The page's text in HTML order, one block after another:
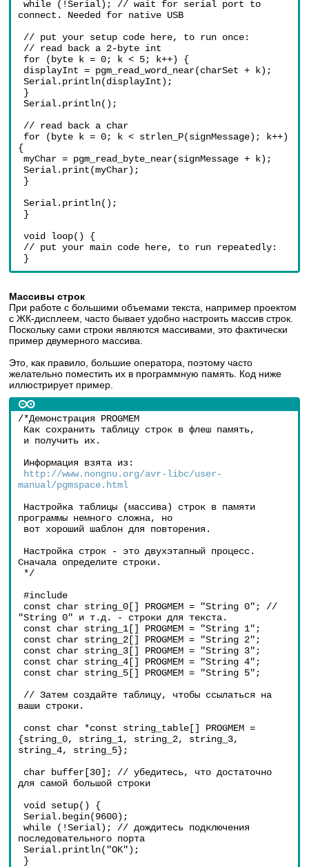
while (!Serial); // wait for serial port to
connect. Needed for native USB
// put your setup code here, to run once:
// read back a 2-byte int
for (byte k = 0; k < 5; k++) {
displayInt = pgm_read_word_near(charSet + k);
Serial.println(displayInt);
}
Serial.println();
// read back a char
{
myChar = pgm_read_byte_near(signMessage + k);
Serial.print(myChar);
}
Serial.println();
}
void loop() {
// put your main code here, to run repeatedly:
}
Массивы строк
При работе с большими объемами текста, например проектом
с ЖК-дисплеем, часто бывает удобно настроить массив строк.
Поскольку сами строки являются массивами, это фактически
пример двумерного массива.
Это, как правило, большие оператора, поэтому часто
желательно поместить их в программную память. Код ниже
иллюстрирует пример.
/*Демонстрация PROGMEM
Как сохранить таблицу строк в флеш память,
и получить их.
Информация взята из:
http://www.nongnu.org/avr-libc/user-
manual/pgmspace.html
программы немного сложна, но
вот хороший шаблон для повторения.
Сначала определите строки.
*/
#include
"String 0" и т.д. - строки для текста.
const char string_1[] PROGMEM = "String 1";
const char string_2[] PROGMEM = "String 2";
const char string_3[] PROGMEM = "String 3";
const char string_4[] PROGMEM = "String 4";
const char string_5[] PROGMEM = "String 5";
ваши строки.
{string_0, string_1, string_2, string_3,
string_4, string_5};
для самой большой строки
void setup() {
Serial.begin(9600);
while (!Serial); // дождитесь подключения
последовательного порта
Serial.println("OK");
}